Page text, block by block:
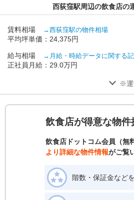
西荻窪駅周辺の飲食店の
賃料相場 →西荻窪駅の物件相場
平均坪単価：24,375円
給与相場 →月給・時給データに関する
正社員月給：29.0万円
※運
飲食店が得意な物件
飲食店ドットコム会員（無
より詳細な物件情報がご覧
階数・保証金など